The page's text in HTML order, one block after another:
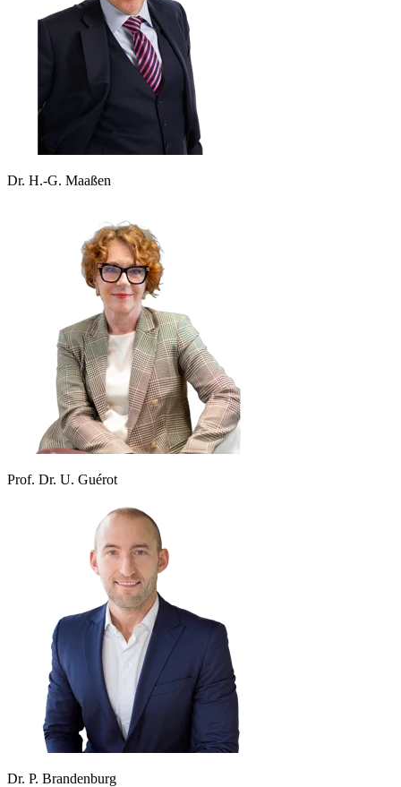
Dr. H.-G. Maaßen
Prof. Dr. U. Guérot
Dr. P. Brandenburg